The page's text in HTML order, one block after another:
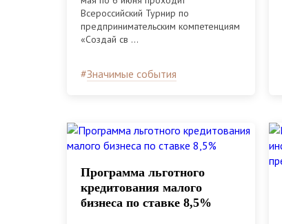
Всероссийский Турнир по
предпринимательским компетенциям
«Создай св ...
#Значимые события
Программа льготного
кредитования малого
бизнеса по ставке 8,5%